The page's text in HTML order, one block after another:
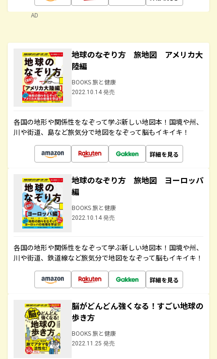
AD
地球のなぞり方 旅地図 アメリカ大
陸編
BOOKS 旅と健康
2022.10.14 発売
各国の地形や関係性をなぞって学ぶ新しい地図本！国境や州、
川や街道、島など旅気分で地図をなぞって脳もイキイキ！
詳細を見る
地球のなぞり方 旅地図 ヨーロッパ
編
BOOKS 旅と健康
2022.10.14 発売
各国の地形や関係性をなぞって学ぶ新しい地図本！国境や州、
川や街道、鉄道線など旅気分で地図をなぞって脳もイキイキ！
詳細を見る
脳がどんどん強くなる！すごい地球の
歩き方
BOOKS 旅と健康
2022.11.25 発売